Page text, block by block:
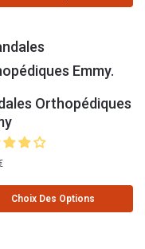
Orthopédiques
Choix Des Options